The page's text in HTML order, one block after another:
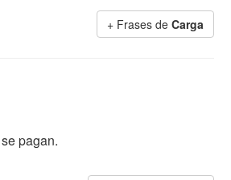
+ Frases de Carga
pagan.